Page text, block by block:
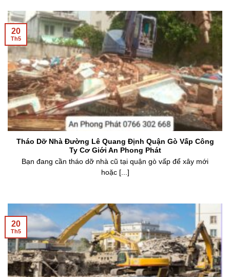
Tháo Dỡ Nhà Đường Lê Quang Định Quận Gò Vấp Công
Ty Cơ Giới An Phong Phát
Bạn đang cần tháo dỡ nhà cũ tại quận gò vấp để xây mới
hoặc [...]
20
Th5
20
Th5